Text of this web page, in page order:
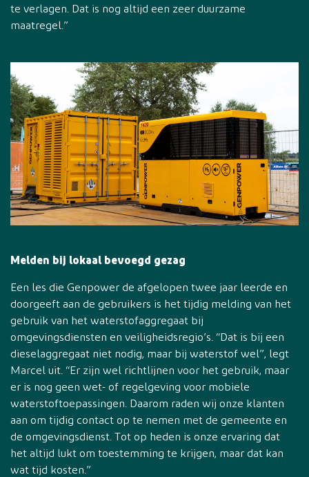
te verlagen. Dat is nog altijd een zeer duurzame
maatregel.”
Melden bij lokaal bevoegd gezag
Een les die Genpower de afgelopen twee jaar leerde en
doorgeeft aan de gebruikers is het tijdig melding van het
gebruik van het waterstofaggregaat bij
omgevingsdiensten en veiligheidsregio’s. “Dat is bij een
dieselaggregaat niet nodig, maar bij waterstof wel”, legt
Marcel uit. “Er zijn wel richtlijnen voor het gebruik, maar
er is nog geen wet- of regelgeving voor mobiele
waterstoftoepassingen. Daarom raden wij onze klanten
aan om tijdig contact op te nemen met de gemeente en
de omgevingsdienst. Tot op heden is onze ervaring dat
het altijd lukt om toestemming te krijgen, maar dat kan
wat tijd kosten.”